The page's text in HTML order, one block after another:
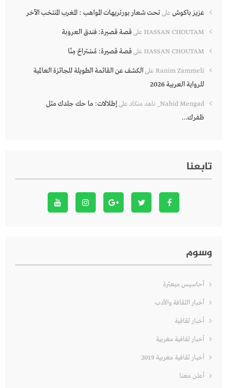
عزيز باكوش علىتحت شعار بورتريهات المواهب : المغرب المنتخب الآخر
HASSAN CHOUTAM علىقصة قصيرة: فندق العروبة
HASSAN CHOUTAM علىقصة قصيرة: مُسْتراحٌ مِنّا
Ranim Zammeli علىالكشف عن القائمة الطويلة للجائزة العالمية
للرواية العربية 2026
Nahid Mengad_ ناهد منكاد علىإطلالات: ما حك جلدك مثل
ظفرك…
تابعنا
وسوم
أحاسيس مبعثرة
أخبار الثقافة والأدب
أخبار ثقافية
أخبار ثقافية مغربية
أخبار ثقافية مغربية 2019
أعلن معنا